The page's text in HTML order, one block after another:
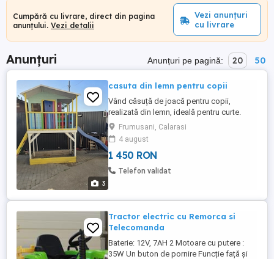
Cumpără cu livrare, direct din pagina
anunțului. Vezi detalii
Vezi anunțuri
cu livrare
Anunțuri Anunțuri pe pagină: 20 50
3
casuta din lemn pentru copii
Vând căsuță de joacă pentru copii,
realizată din lemn, ideală pentru curte.
Este amplasată pe structură înălțată și
este prevăzută cu tobogan, scară de
acces și spațiu de joacă dedesubt.
Căsuța este colorată și perfectă pentru
joacă în aer liber. Construcție din lemn
Frumusani, Calarasi
4 august
1 450 RON
Telefon validat
Tractor electric cu Remorca si
Telecomanda
Baterie: 12V, 7AH 2 Motoare cu putere :
35W Un buton de pornire Funcție față și